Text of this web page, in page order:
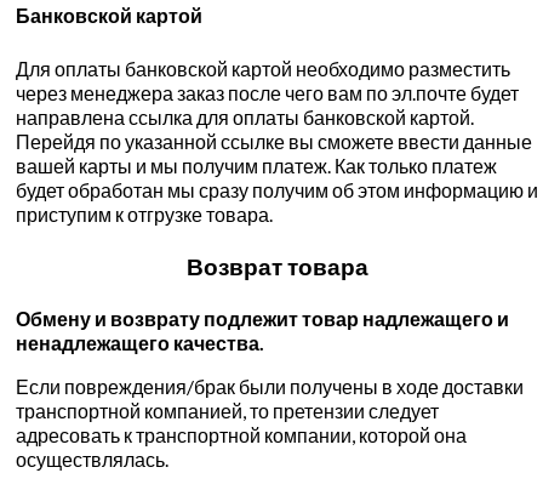
Банковской картой
Для оплаты банковской картой необходимо разместить
через менеджера заказ после чего вам по эл.почте будет
направлена ссылка для оплаты банковской картой.
Перейдя по указанной ссылке вы сможете ввести данные
вашей карты и мы получим платеж. Как только платеж
будет обработан мы сразу получим об этом информацию и
приступим к отгрузке товара.
Возврат товара
Обмену и возврату подлежит товар надлежащего и
ненадлежащего качества.
Если повреждения/брак были получены в ходе доставки
транспортной компанией, то претензии следует
адресовать к транспортной компании, которой она
осуществлялась.